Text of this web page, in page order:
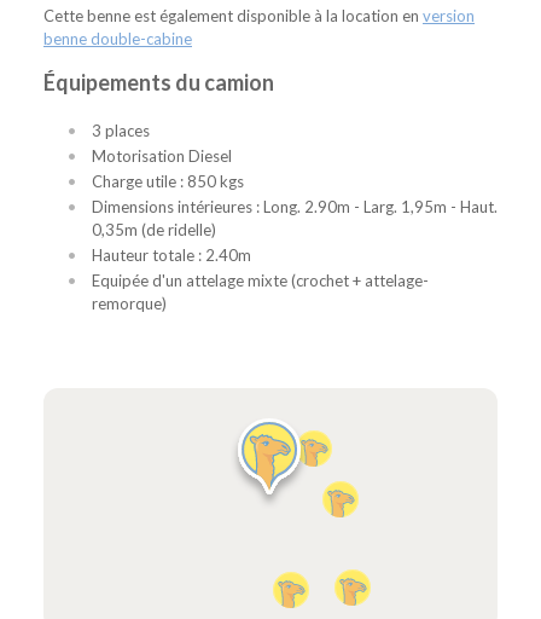
Cette benne est également disponible à la location en version
benne double-cabine
Équipements du camion
3 places
Motorisation Diesel
Charge utile : 850 kgs
Dimensions intérieures : Long. 2.90m - Larg. 1,95m - Haut.
0,35m (de ridelle)
Hauteur totale : 2.40m
Equipée d'un attelage mixte (crochet + attelage-
remorque)